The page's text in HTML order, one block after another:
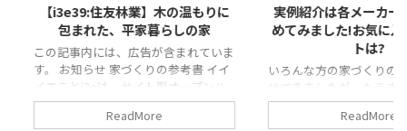
温もりに
まれていま
考書 イイ
ープンハ
住まいの
実例紹介は各メーカーごとにまと
めてみました!お気に入りのテイス
トは?
いろんな方の家づくりの実例紹介を載
せてきましたが、もうすぐ40軒になろ
うとしています。 そこで、今回はまず
は大手のハウスメーカーの実例紹介を
【i3e38】
を楽しむ
この記事内
ことがあり
の参考書
型オープン
や、住まい